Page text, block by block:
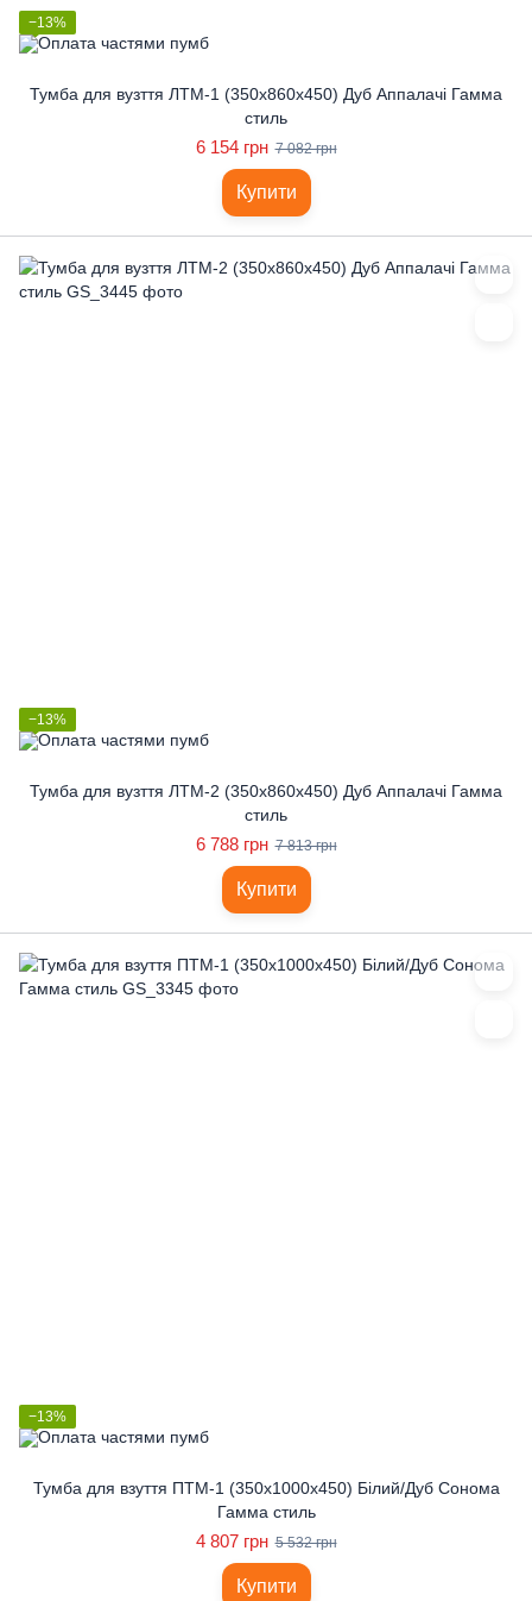
−13%
Тумба для вузття ЛТМ-1 (350x860x450) Дуб Аппалачі Гамма
стиль
6 154 грн 7 082 грн
Купити
−13%
Тумба для вузття ЛТМ-2 (350x860x450) Дуб Аппалачі Гамма
стиль
6 788 грн 7 813 грн
Купити
−13%
Тумба для взуття ПТМ-1 (350x1000x450) Білий/Дуб Сонома
Гамма стиль
4 807 грн 5 532 грн
Купити